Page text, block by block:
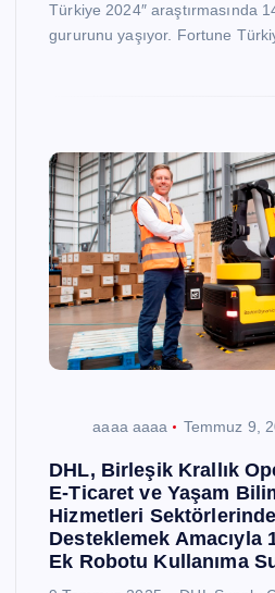
Türkiye 2024″ araştırmasında
gururunu yaşıyor. Fortune
aaaa aaaa Temmuz 9,
DHL, Birleşik Krallık
E-Ticaret ve Yaşam
Hizmetleri
Desteklemek Amacıyla
Ek Robotu Kullanıma